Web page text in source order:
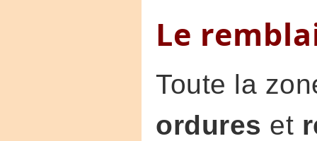
Le
Toute la
ordures et